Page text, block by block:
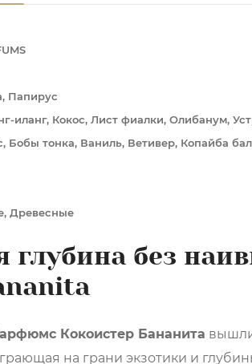
Папирус
иланг, Кокос, Лист фиалки, Олибанум,
Бобы тонка, Ваниль, Ветивер, Копайба
Древесные
глубина без
Кокоистер Бананита
на грани экзотики и